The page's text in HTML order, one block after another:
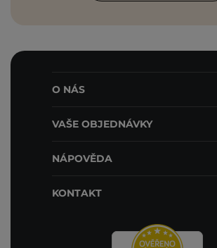
O NÁS
VAŠE OBJEDNÁVKY
NÁPOVĚDA
KONTAKT